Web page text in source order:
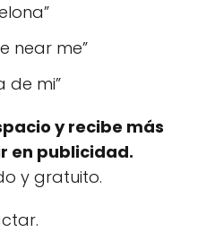
near me”
de mi”
y recibe más
en publicidad.
y gratuito.